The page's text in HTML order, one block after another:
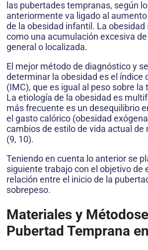
las pubertades tempranas, según
anteriormente va ligado al
de la obesidad infantil. La
como una acumulación excesiva
general o localizada.
El mejor método de diagnóstico y
determinar la obesidad es el índice
(IMC), que es igual al peso sobre la
La etiología de la obesidad es
más frecuente es un desequilibrio
el gasto calórico (obesidad
cambios de estilo de vida actual de
(9, 10).
Teniendo en cuenta lo anterior se
siguiente trabajo con el objetivo de
relación entre el inicio de la
sobrepeso.
Materiales y
Pubertad Temprana